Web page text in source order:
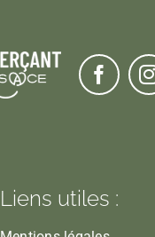
Liens utiles :